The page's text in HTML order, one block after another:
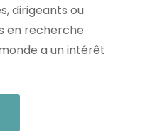
dirigeants ou
en recherche
a un intérêt